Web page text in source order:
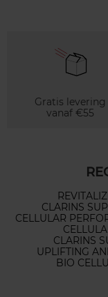
Gratis levering
vanaf €55
CLARINS
CELLULAR
CLARINS
UPLIFTING
BIO